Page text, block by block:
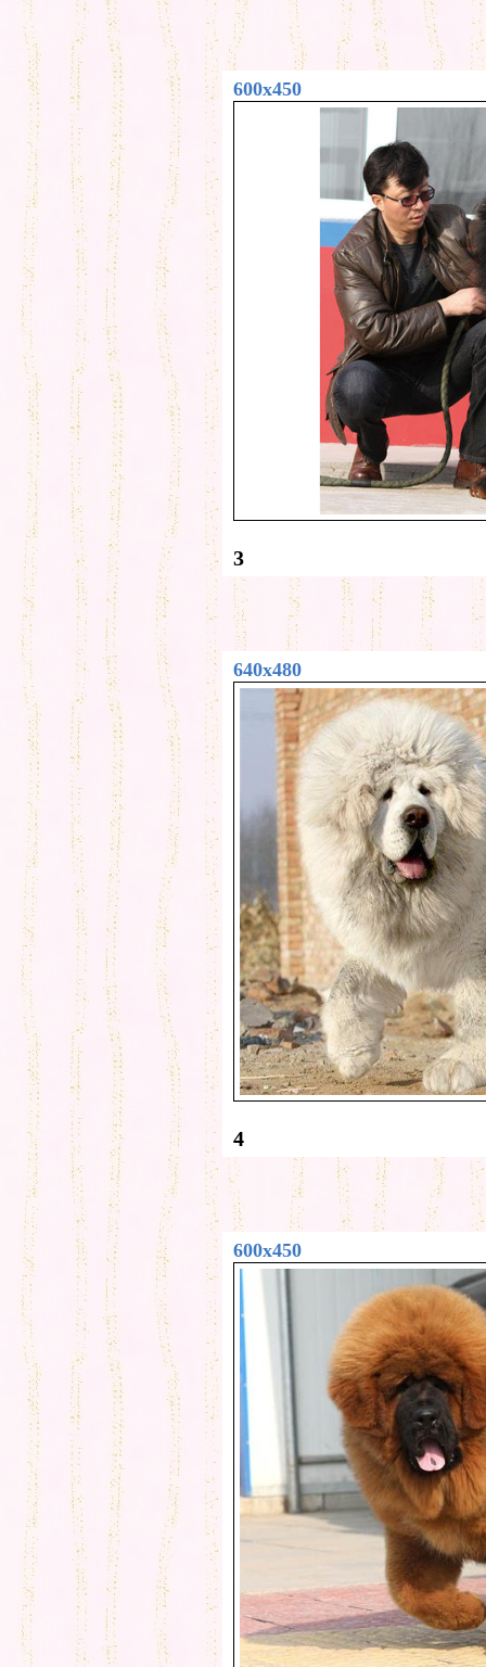
600x450
3
640x480
4
600x450